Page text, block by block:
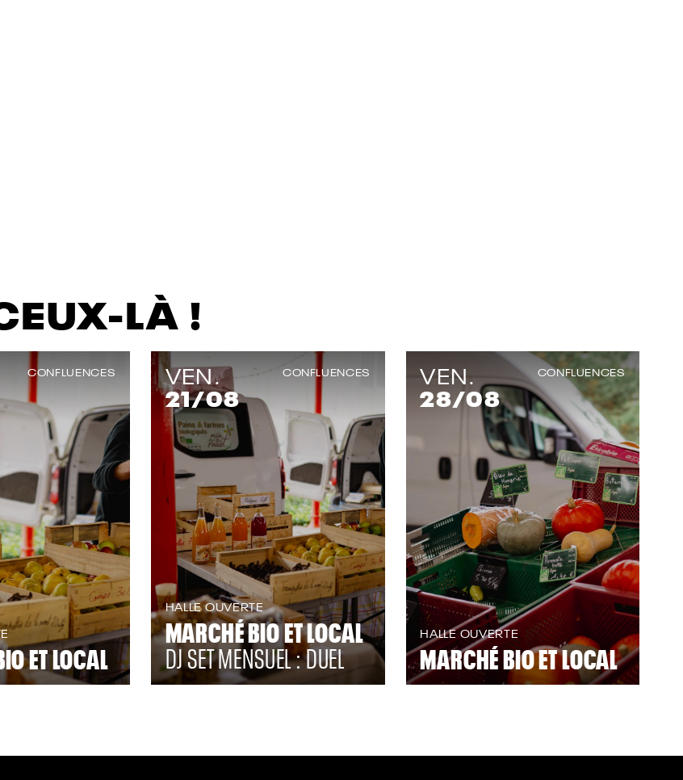
LÀ !
CONFLUENCES
ET LOCAL
VEN.
21/08
CONFLUENCES
HALLE OUVERTE
MARCHÉ BIO ET LOCAL
DJ SET MENSUEL : DUEL
VEN.
28/08
CONFLUENCES
HALLE OUVERTE
MARCHÉ BIO ET LOCAL